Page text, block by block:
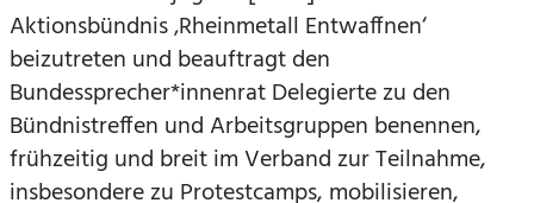
Aktionsbündnis ‚Rheinmetall Entwaffnen‘
beizutreten und beauftragt den
Bundessprecher*innenrat Delegierte zu den
Bündnistreffen und Arbeitsgruppen benennen,
frühzeitig und breit im Verband zur Teilnahme,
insbesondere zu Protestcamps, mobilisieren,